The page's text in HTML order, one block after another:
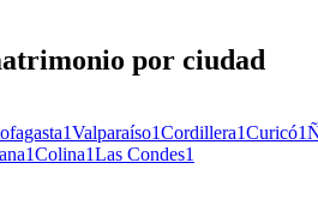
por ciudad
1Valparaíso1Cordillera1Curicó1
1Colina1Las Condes1